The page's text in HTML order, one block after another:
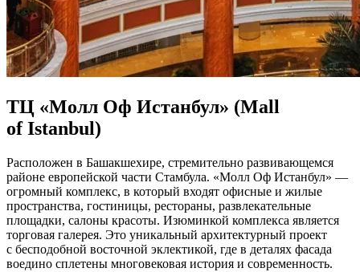
ТЦ «Молл Оф Истанбул» (Mall
of Istanbul)
Расположен в Башакшехире, стремительно развивающемся
районе европейской части Стамбула. «Молл Оф Истанбул» —
огромный комплекс, в который входят офисные и жилые
пространства, гостиницы, рестораны, развлекательные
площадки, салоны красоты. Изюминкой комплекса является
торговая галерея. Это уникальный архитектурный проект
с бесподобной восточной эклектикой, где в деталях фасада
воедино сплетены многовековая история и современность.